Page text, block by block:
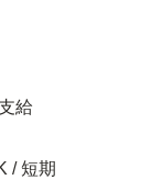
給
/ 短期